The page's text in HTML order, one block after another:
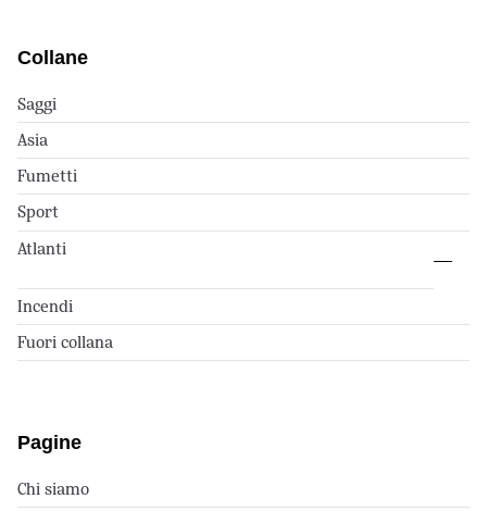
Collane
Saggi
Asia
Fumetti
Sport
Atlanti
Incendi
Fuori collana
Pagine
Chi siamo